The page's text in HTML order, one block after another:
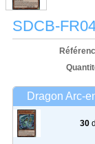
SDCB-
Dragon Arc-
30